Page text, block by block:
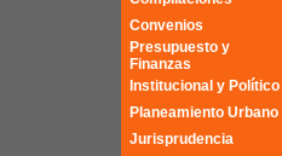
Convenios
Presupuesto y
Finanzas
Institucional y Político
Planeamiento Urbano
Jurisprudencia